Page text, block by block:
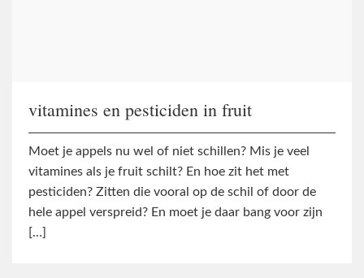
vitamines en pesticiden in fruit
Moet je appels nu wel of niet schillen? Mis je veel
vitamines als je fruit schilt? En hoe zit het met
pesticiden? Zitten die vooral op de schil of door de
hele appel verspreid? En moet je daar bang voor zijn
[…]